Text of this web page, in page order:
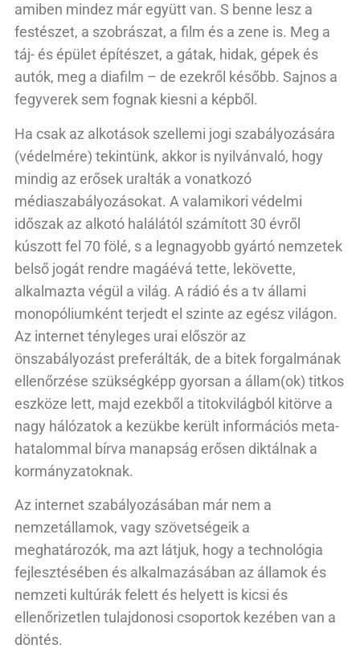
amiben mindez már együtt van. S benne lesz a
festészet, a szobrászat, a film és a zene is. Meg a
táj- és épület építészet, a gátak, hidak, gépek és
autók, meg a diafilm – de ezekről később. Sajnos a
fegyverek sem fognak kiesni a képből.
Ha csak az alkotások szellemi jogi szabályozására
(védelmére) tekintünk, akkor is nyilvánvaló, hogy
mindig az erősek uralták a vonatkozó
médiaszabályozásokat. A valamikori védelmi
időszak az alkotó halálától számított 30 évről
kúszott fel 70 fölé, s a legnagyobb gyártó nemzetek
belső jogát rendre magáévá tette, lekövette,
alkalmazta végül a világ. A rádió és a tv állami
monopóliumként terjedt el szinte az egész világon.
Az internet tényleges urai először az
önszabályozást preferálták, de a bitek forgalmának
ellenőrzése szükségképp gyorsan a állam(ok) titkos
eszköze lett, majd ezekből a titokvilágból kitörve a
nagy hálózatok a kezükbe került információs meta-
hatalommal bírva manapság erősen diktálnak a
kormányzatoknak.
Az internet szabályozásában már nem a
nemzetállamok, vagy szövetségeik a
meghatározók, ma azt látjuk, hogy a technológia
fejlesztésében és alkalmazásában az államok és
nemzeti kultúrák felett és helyett is kicsi és
ellenőrizetlen tulajdonosi csoportok kezében van a
döntés.